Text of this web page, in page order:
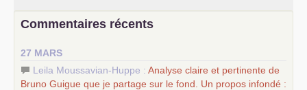
science sociale de notre temps
d’Europe
–lescinq chantiers pour contribuer au débat sur le projet
communiste
Commentaires récents
27 MARS
Leila Moussavian-Huppe : Analyse claire et pertinente de
Bruno Guigue que je partage sur le fond. Un propos infondé :